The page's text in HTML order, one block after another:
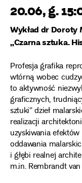
20.06, g.
Wykład dr Doroty
„Czarna sztuka.
Profesja grafika
wtórną wobec
to aktywność
graficznych,
sztuki” dzieł
realizacji
uzyskiwania
oddawania
i głębi realnej
m.in. Rembrandt